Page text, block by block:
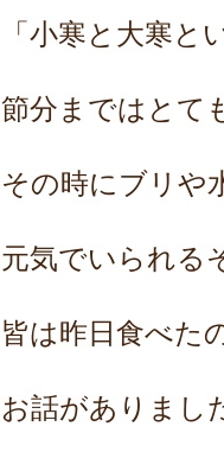
「小寒と大寒と
節分まではとて
その時にブリや
元気でいられる
皆は昨日食べた
お話がありまし